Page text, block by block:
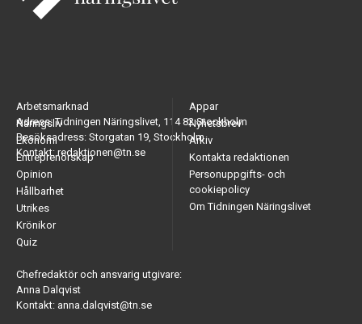
Adress: Tidningen Näringslivet, 114 82 Stockholm
Besöksadress: Storgatan 19, Stockholm
Kontakt: redaktionen@tn.se
Arbetsmarknad
Näringsliv
Ekonomi
Entreprenörskap
Opinion
Hållbarhet
Utrikes
Krönikor
Quiz
Appar
Nyhetsbrev
Arkiv
Kontakta redaktionen
Personuppgifts- och
cookiepolicy
Om Tidningen Näringslivet
Chefredaktör och ansvarig utgivare:
Anna Dalqvist
Kontakt: anna.dalqvist@tn.se